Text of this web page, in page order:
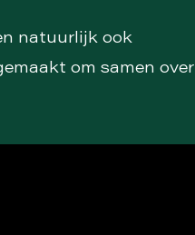
natuurlijk ook
om samen over